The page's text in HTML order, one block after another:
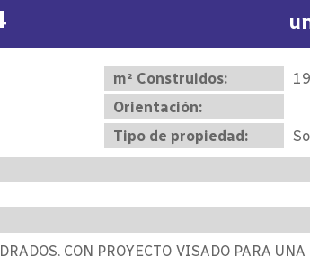
m² Construidos:
Orientación:
Tipo de propiedad:
CON PROYECTO VISADO PARA